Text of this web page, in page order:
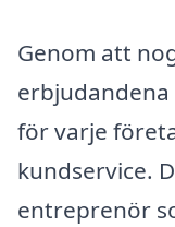
Genom att
erbjudandena
för varje
kundservice.
entreprenör